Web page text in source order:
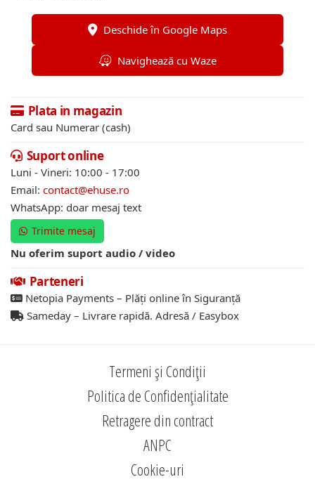
Deschide în Google Maps
Navighează cu Waze
Plata in magazin
Card sau Numerar (cash)
Suport online
Luni - Vineri: 10:00 - 17:00
Email: contact@ehuse.ro
WhatsApp: doar mesaj text
Trimite mesaj
Nu oferim suport audio / video
Parteneri
Netopia Payments – Plăți online în Siguranță
Sameday – Livrare rapidă. Adresă / Easybox
Termeni și Condiții
Politica de Confidențialitate
Retragere din contract
ANPC
Cookie-uri